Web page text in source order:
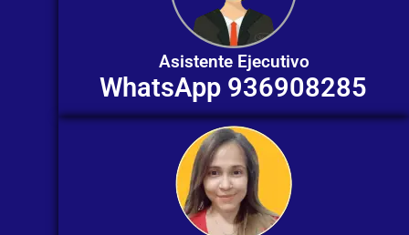
Asistente Ejecutivo
WhatsApp 936908285